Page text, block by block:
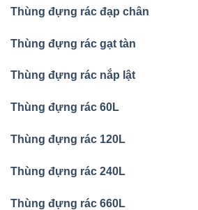
Thùng đựng rác đạp chân
Thùng đựng rác gạt tàn
Thùng đựng rác nắp lật
Thùng đựng rác 60L
Thùng đựng rác 120L
Thùng đựng rác 240L
Thùng đựng rác 660L